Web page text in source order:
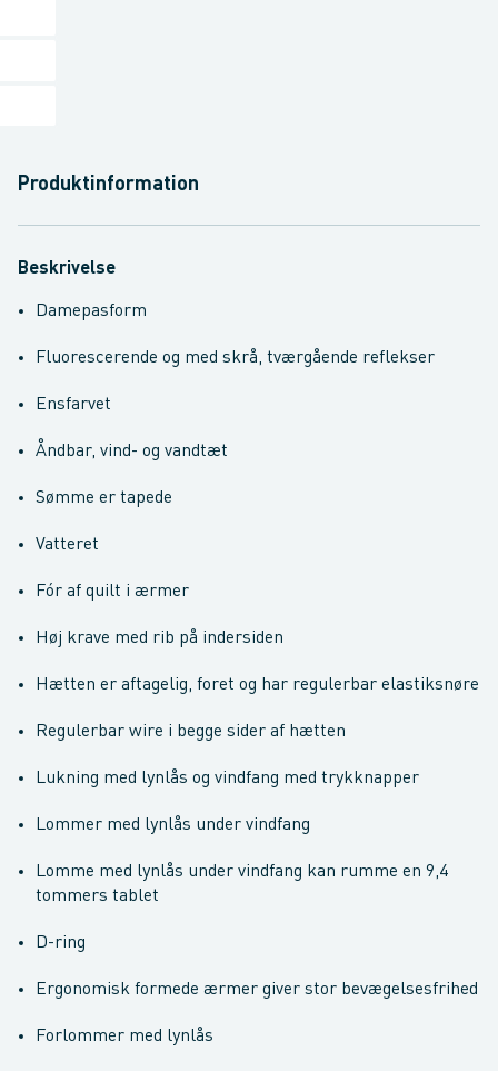
Produktinformation
Beskrivelse
Damepasform
Fluorescerende og med skrå, tværgående reflekser
Ensfarvet
Åndbar, vind- og vandtæt
Sømme er tapede
Vatteret
Fór af quilt i ærmer
Høj krave med rib på indersiden
Hætten er aftagelig, foret og har regulerbar elastiksnøre
Regulerbar wire i begge sider af hætten
Lukning med lynlås og vindfang med trykknapper
Lommer med lynlås under vindfang
Lomme med lynlås under vindfang kan rumme en 9,4
tommers tablet
D-ring
Ergonomisk formede ærmer giver stor bevægelsesfrihed
Forlommer med lynlås